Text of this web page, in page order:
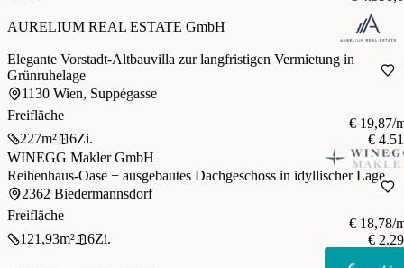
AURELIUM REAL ESTATE GmbH
Elegante Vorstadt-Altbauvilla zur langfristigen Vermietung in
Grünruhelage
1130 Wien, Suppégasse
Freifläche
227m² 6Zi.
€ 19,87/
€
WINEGG Makler GmbH
Reihenhaus-Oase + ausgebautes Dachgeschoss in idyllischer Lage
2362 Biedermannsdorf
Freifläche
121,93m² 6Zi.
€ 18,78/
€